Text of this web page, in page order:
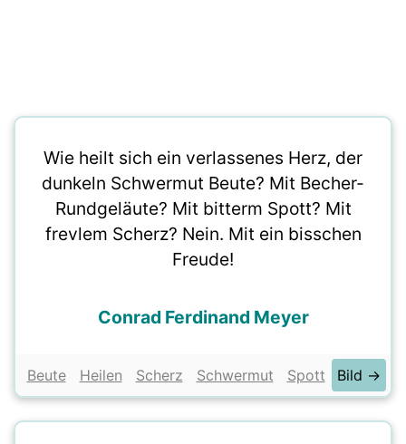
Wie heilt sich ein verlassenes Herz, der
dunkeln Schwermut Beute? Mit Becher-
Rundgeläute? Mit bitterm Spott? Mit
frevlem Scherz? Nein. Mit ein bisschen
Freude!
Conrad Ferdinand Meyer
Beute Heilen Scherz Schwermut Spott Bild →